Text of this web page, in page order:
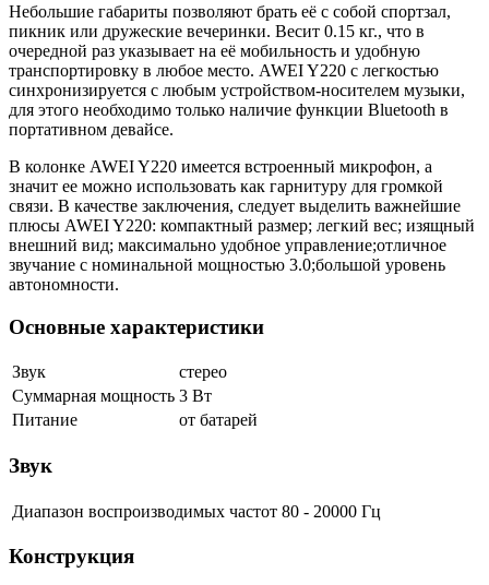
Небольшие габариты позволяют брать её с собой спортзал,
пикник или дружеские вечеринки. Весит 0.15 кг., что в
очередной раз указывает на её мобильность и удобную
транспортировку в любое место. AWEI Y220 с легкостью
синхронизируется с любым устройством-носителем музыки,
для этого необходимо только наличие функции Bluetooth в
портативном девайсе.
В колонке AWEI Y220 имеется встроенный микрофон, а
значит ее можно использовать как гарнитуру для громкой
связи. В качестве заключения, следует выделить важнейшие
плюсы AWEI Y220: компактный размер; легкий вес; изящный
внешний вид; максимально удобное управление;отличное
звучание с номинальной мощностью 3.0;большой уровень
автономности.
Основные характеристики
Звук
стерео
Суммарная мощность 3 Вт
Питание
от батарей
Звук
Диапазон воспроизводимых частот 80 - 20000 Гц
Конструкция